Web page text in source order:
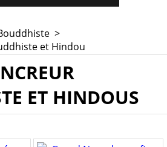
>
et Hindou
ET HINDOUS